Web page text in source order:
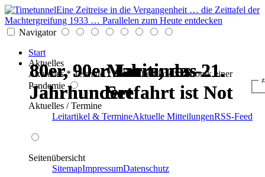
Eine Zeitreise in die Vergangenheit … die Zeittafel der
Machtergreifung 1933 … Parallelen zum Heute entdecken
Navigator
Start
Aktuelles
Aktuelles * Termine * Seitenüberblick * Chronik einer
Pandemie
Aktuelles / Termine
Leitartikel & TermineAktuelle MitteilungenRSS-Feed
Seitenübersicht
SitemapImpressumDatenschutz
80er, 90er Jahre; das 21.
Jahrhundert
Maritimes -
Seefahrt ist Not
80er, 90er Jahre; das 21.
Jahrhundert
80er, 90er Jahre; das 21.
Jahrhundert
Maritimes -
Seefahrt ist Not
80er, 90er Jahre; das 21.
Jahrhundert